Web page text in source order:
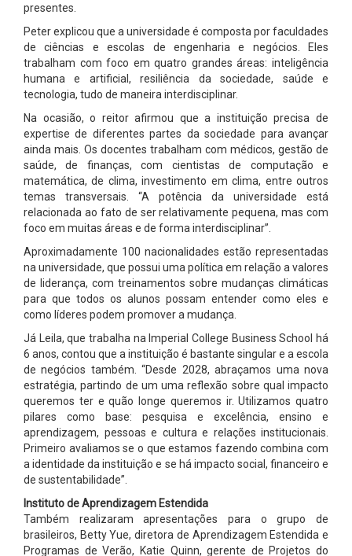
presentes.
Peter explicou que a universidade é composta por faculdades
de ciências e escolas de engenharia e negócios. Eles
trabalham com foco em quatro grandes áreas: inteligência
humana e artificial, resiliência da sociedade, saúde e
tecnologia, tudo de maneira interdisciplinar.
Na ocasião, o reitor afirmou que a instituição precisa de
expertise de diferentes partes da sociedade para avançar
ainda mais. Os docentes trabalham com médicos, gestão de
saúde, de finanças, com cientistas de computação e
matemática, de clima, investimento em clima, entre outros
temas transversais. “A potência da universidade está
relacionada ao fato de ser relativamente pequena, mas com
foco em muitas áreas e de forma interdisciplinar”.
Aproximadamente 100 nacionalidades estão representadas
na universidade, que possui uma política em relação a valores
de liderança, com treinamentos sobre mudanças climáticas
para que todos os alunos possam entender como eles e
como líderes podem promover a mudança.
Já Leila, que trabalha na Imperial College Business School há
6 anos, contou que a instituição é bastante singular e a escola
de negócios também. “Desde 2028, abraçamos uma nova
estratégia, partindo de um uma reflexão sobre qual impacto
queremos ter e quão longe queremos ir. Utilizamos quatro
pilares como base: pesquisa e excelência, ensino e
aprendizagem, pessoas e cultura e relações institucionais.
Primeiro avaliamos se o que estamos fazendo combina com
a identidade da instituição e se há impacto social, financeiro e
de sustentabilidade”.
Instituto de Aprendizagem Estendida
Também realizaram apresentações para o grupo de
brasileiros, Betty Yue, diretora de Aprendizagem Estendida e
Programas de Verão, Katie Quinn, gerente de Projetos do